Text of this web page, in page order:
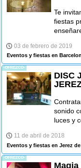
Te
fiestas
03 de febrero de 2019
Eventos y fiestas en
-OFREZCO-
DISC
sonido
luces y
11 de abril de 2018
Eventos y fiestas en Jerez
-OFREZCO-